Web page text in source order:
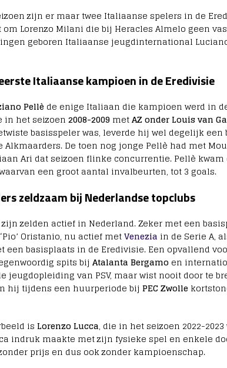
zijn er maar twee Italiaanse spelers in de
Lorenzo Milani die bij Heracles Almelo geen
geboren Italiaanse jeugdinternational
Italiaanse kampioen in de Eredivisie
Pellè de enige Italiaan die kampioen werd in
in het seizoen 2008-2009metAZ onder Louis van
basisspeler was, leverde hij wel degelijk
De toen nog jonge Pellè had met
Ari dat seizoen flinke concurrentie. Pellè kwam
een groot aantal invalbeurten, tot 3 goals.
zeldzaam bij Nederlandse topclubs
zelden actief in Nederland. Zeker met een
Oristanio, nu actief metVenezia in de Serie A,
een basisplaats in de Eredivisie. Een opvallend
spits bij Atalanta Bergamo en
jeugdopleiding van PSV, maar wist nooit door te
hij tijdens een huurperiode bij PEC Zwolle
is Lorenzo Lucca, die in het seizoen 2022-
indruk maakte met zijn fysieke spel en enkele
prijs en dus ook zonder kampioenschap.